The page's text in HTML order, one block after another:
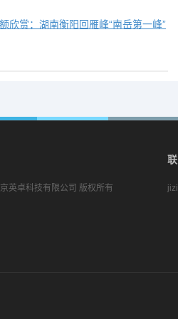
欣赏：湖南衡阳回雁峰“南岳第一峰”
英卓科技有限公司 版权所有